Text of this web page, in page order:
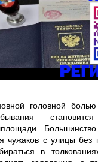
головной
чужаков с улицы без
в